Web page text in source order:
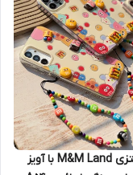
قاب فانتزی M&M Land با آویز